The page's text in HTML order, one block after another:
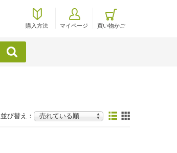
購入方法 マイページ 買い物かご
検索
並び替え：